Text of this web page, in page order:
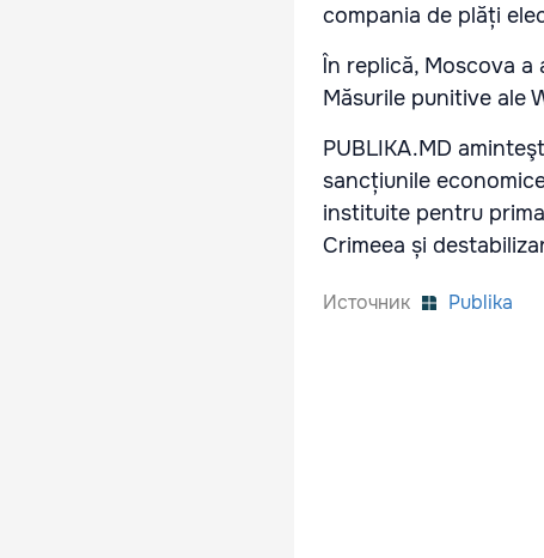
compania de plăți
În replică, Moscova
Măsurile punitive ale
PUBLIKA.MD
sancțiunile
instituite pentru
Crimeea și
Источник Publika